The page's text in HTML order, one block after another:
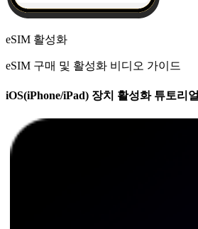
eSIM 활성화
eSIM 구매 및 활성화 비디오 가이드
iOS(iPhone/iPad) 장치 활성화 튜토리얼